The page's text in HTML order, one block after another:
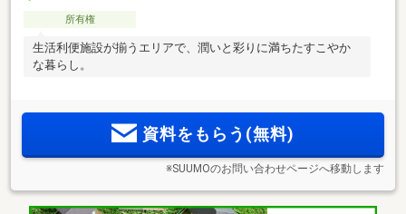
所有権
生活利便施設が揃うエリアで、潤いと彩りに満ちたすこやか
な暮らし。
資料をもらう(無料)
※SUUMOのお問い合わせページへ移動します